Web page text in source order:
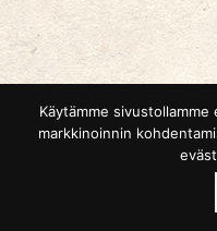
Käytämme
markkinoinnin